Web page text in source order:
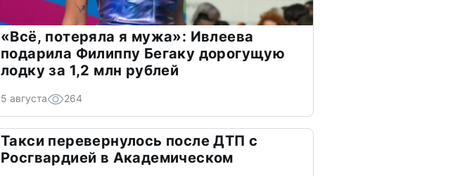
«Всё, потеряла я мужа»: Ивлеева
подарила Филиппу Бегаку дорогущую
лодку за 1,2 млн рублей
5 августа 264
Такси перевернулось после ДТП с
Росгвардией в Академическом